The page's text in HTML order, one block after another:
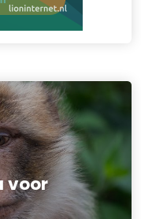
voor